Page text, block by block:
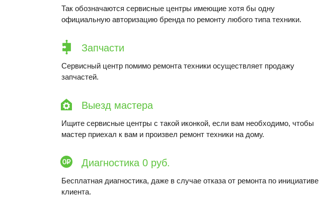
Так обозначаются сервисные центры имеющие хотя бы одну
официальную авторизацию бренда по ремонту любого типа техники.
Запчасти
Сервисный центр помимо ремонта техники осуществляет продажу
запчастей.
Выезд мастера
Ищите сервисные центры с такой иконкой, если вам необходимо, чтобы
мастер приехал к вам и произвел ремонт техники на дому.
Диагностика 0 руб.
Бесплатная диагностика, даже в случае отказа от ремонта по инициативе
клиента.